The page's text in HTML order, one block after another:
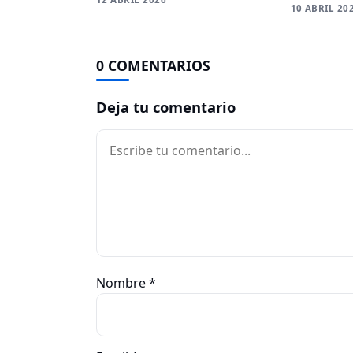
10 ABRIL
0 COMENTARIOS
Deja tu comentario
Comentario
Nombre*